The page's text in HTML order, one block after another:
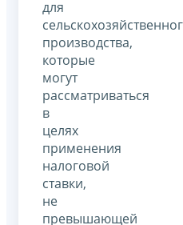
для
производства,
которые
могут
рассматриваться
в
целях
применения
налоговой
ставки,
не
превышающей